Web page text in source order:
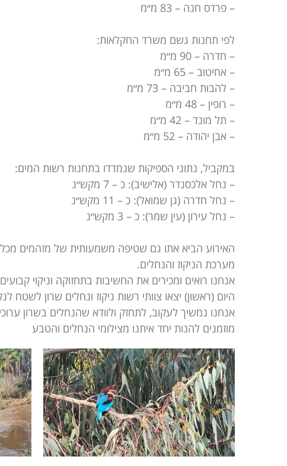
– פרדס חנה – ‎83 מ״מ
לפי תחנות גשם משרד החקלאות:
– חדרה – ‎90 מ״מ
– אחיטוב – ‎65 מ״מ
– להבות חביבה – ‎73 מ״מ
– רופין – ‎48 מ״מ
– תל מונד – ‎42 מ״מ
– אבן יהודה – ‎52 מ״מ
במקביל, נתוני הספיקות שנמדדו בתחנות רשות המים:
– נחל אלכסנדר (אלישיב): כ – 7 מקש״נ
– נחל חדרה (גן שמואל): כ – 11 מקש״נ
– נחל עירון (עין שמר): כ – 3 מקש״נ
האירוע הביא אתו גם שטיפה משמעותית של מזהמים
מערכת הניקוז והנחלים.
אנחנו רואים ומכירים את החשיבות בתחזוקה וניקוי
היום (ראשון) יצאו צוותי רשות ניקוז ונחלים שרון
אנחנו נמשיך לעקוב, לתחזק ולוודא שהנחלים בשרון
מוזמנים להנות יחד איתנו מצילומי הנחלים והטבע